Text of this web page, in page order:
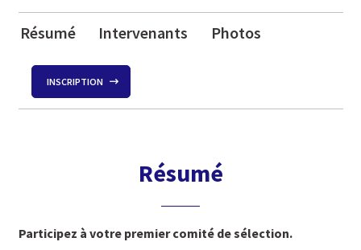
Résumé Intervenants Photos
INSCRIPTION
Résumé
Participez à votre premier comité de sélection.